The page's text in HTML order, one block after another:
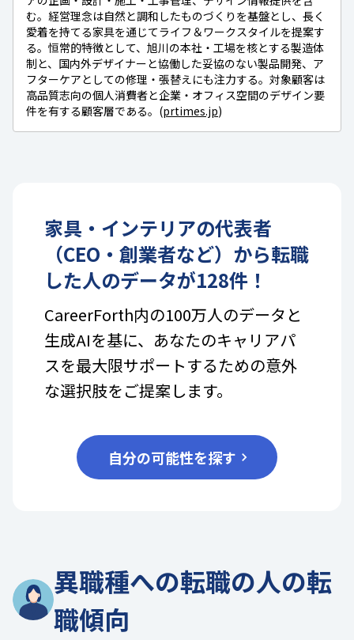
む。経営理念は自然と調和したものづくりを基盤とし、長く
愛着を持てる家具を通じてライフ＆ワークスタイルを提案す
る。恒常的特徴として、旭川の本社・工場を核とする製造体
制と、国内外デザイナーと協働した妥協のない製品開発、ア
フターケアとしての修理・張替えにも注力する。対象顧客は
高品質志向の個人消費者と企業・オフィス空間のデザイン要
件を有する顧客層である。(prtimes.jp)
家具・インテリアの代表者
（CEO・創業者など） から転職
した人のデータが128件！
CareerForth内の100万人のデータと
生成AIを基に、あなたのキャリアパ
スを最大限サポートするための意外
な選択肢をご提案します。
自分の可能性を探す
異職種への転職の人の転
職傾向